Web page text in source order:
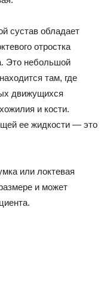
сустав обладает
отростка
Это небольшой
там, где
движущихся
и кости.
ее жидкости — это
или локтевая
и может